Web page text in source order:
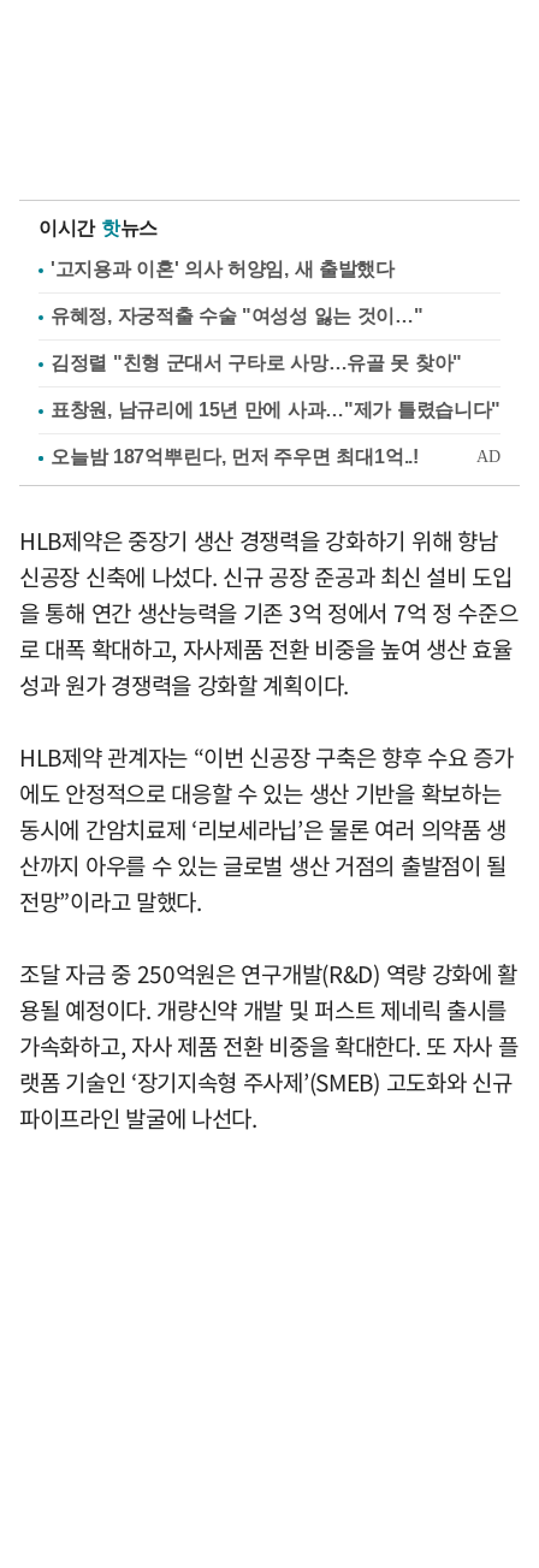
이시간 핫뉴스
'고지용과 이혼' 의사 허양임, 새 출발했다
유혜정, 자궁적출 수술 "여성성 잃는 것이…"
김정렬 "친형 군대서 구타로 사망…유골 못 찾아"
표창원, 남규리에 15년 만에 사과…"제가 틀렸습니다"
HLB제약은 중장기 생산 경쟁력을 강화하기 위해 향남
신공장 신축에 나섰다. 신규 공장 준공과 최신 설비 도입
을 통해 연간 생산능력을 기존 3억 정에서 7억 정 수준으
로 대폭 확대하고, 자사제품 전환 비중을 높여 생산 효율
성과 원가 경쟁력을 강화할 계획이다.
HLB제약 관계자는 “이번 신공장 구축은 향후 수요 증가
에도 안정적으로 대응할 수 있는 생산 기반을 확보하는
동시에 간암치료제 ‘리보세라닙’은 물론 여러 의약품 생
산까지 아우를 수 있는 글로벌 생산 거점의 출발점이 될
전망”이라고 말했다.
조달 자금 중 250억원은 연구개발(R&D) 역량 강화에 활
용될 예정이다. 개량신약 개발 및 퍼스트 제네릭 출시를
가속화하고, 자사 제품 전환 비중을 확대한다. 또 자사 플
랫폼 기술인 ‘장기지속형 주사제’(SMEB) 고도화와 신규
파이프라인 발굴에 나선다.